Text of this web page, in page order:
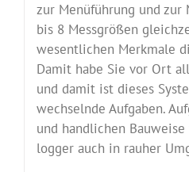
zur Menüführung und zur
bis 8 Messgrößen
wesentlichen Merkmale
Damit habe Sie vor Ort
und damit ist dieses
wechselnde Aufgaben.
und handlichen
logger auch in rauher